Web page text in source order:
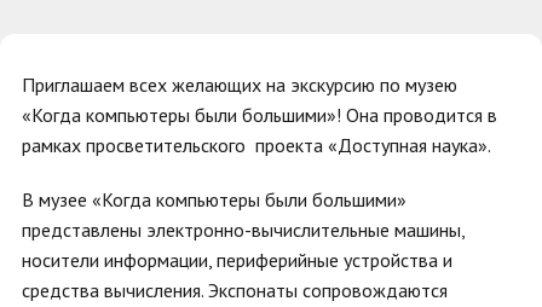
Приглашаем всех желающих на экскурсию по музею
«Когда компьютеры были большими»! Она проводится в
рамках просветительского проекта «Доступная наука».
В музее «Когда компьютеры были большими»
представлены электронно-вычислительные машины,
носители информации, периферийные устройства и
средства вычисления. Экспонаты сопровождаются